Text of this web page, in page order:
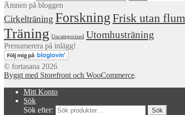
Ämnen på bloggen
Cirkelträning ForskningFrisk utan flum
Träning Uncategorized Utomhusträning
Prenumerera på inlägg!
© fortasana 2026
Byggt med Storefront och WooCommerce.
Mitt Konto
Sök
Sök efter: